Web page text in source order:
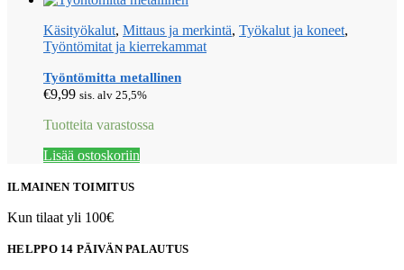
Käsityökalut, Mittaus ja merkintä, Työkalut ja koneet,
Työntömitat ja kierrekammat
Työntömitta metallinen
€9,99 sis. alv 25,5%
Tuotteita varastossa
Lisää ostoskoriin
ILMAINEN TOIMITUS
Kun tilaat yli 100€
HELPPO 14 PÄIVÄN PALAUTUS